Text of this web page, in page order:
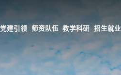
党建引领 师资队伍 教学科研 招生就业